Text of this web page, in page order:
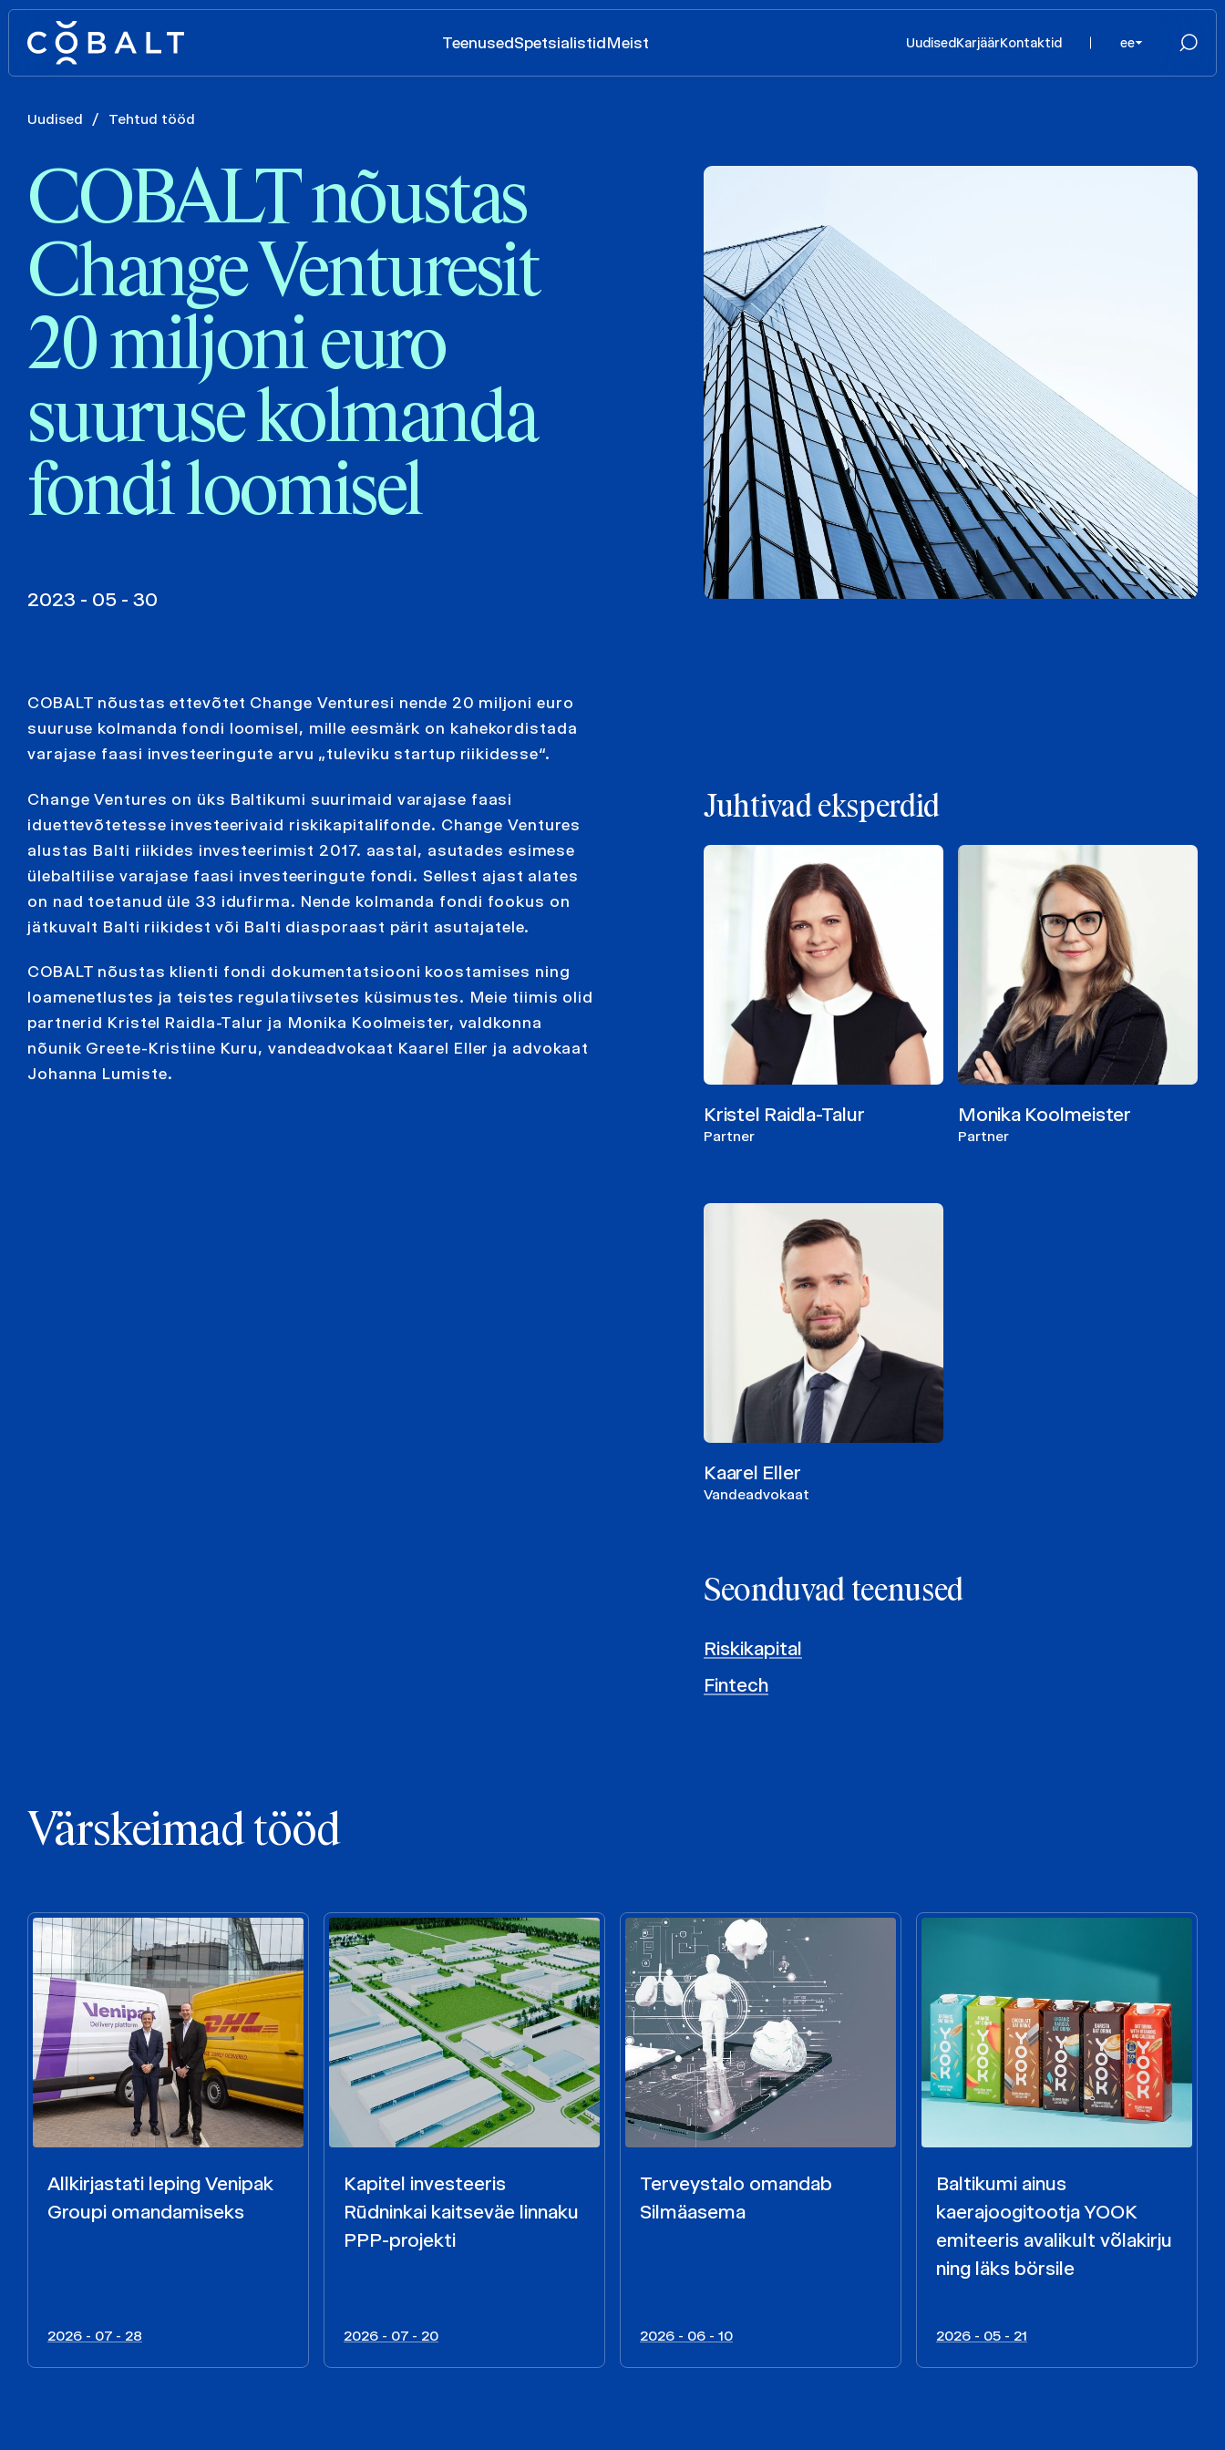
TeenusedSpetsialistidMeist UudisedKarjäärKontaktid ee
Uudised / Tehtud tööd
COBALT nõustas
Change Venturesit
20 miljoni euro
suuruse kolmanda
fondi loomisel
2023 - 05 - 30
COBALT nõustas ettevõtet Change Venturesi nende 20 miljoni euro
suuruse kolmanda fondi loomisel, mille eesmärk on kahekordistada
varajase faasi investeeringute arvu „tuleviku startup riikidesse“.
Change Ventures on üks Baltikumi suurimaid varajase faasi
iduettevõtetesse investeerivaid riskikapitalifonde. Change Ventures
alustas Balti riikides investeerimist 2017. aastal, asutades esimese
ülebaltilise varajase faasi investeeringute fondi. Sellest ajast alates
on nad toetanud üle 33 idufirma. Nende kolmanda fondi fookus on
jätkuvalt Balti riikidest või Balti diasporaast pärit asutajatele.
COBALT nõustas klienti fondi dokumentatsiooni koostamises ning
loamenetlustes ja teistes regulatiivsetes küsimustes. Meie tiimis olid
partnerid Kristel Raidla-Talur ja Monika Koolmeister, valdkonna
nõunik Greete-Kristiine Kuru, vandeadvokaat Kaarel Eller ja advokaat
Johanna Lumiste.
Juhtivad eksperdid
Kristel Raidla-Talur
Partner
Monika Koolmeister
Partner
Kaarel Eller
Vandeadvokaat
Seonduvad teenused
Riskikapital
Fintech
Värskeimad tööd
Allkirjastati leping Venipak
Groupi omandamiseks
2026 - 07 - 28
Kapitel investeeris
Rūdninkai kaitseväe linnaku
PPP-projekti
2026 - 07 - 20
Terveystalo omandab
Silmäasema
2026 - 06 - 10
Baltikumi ainus
kaerajoogitootja YOOK
emiteeris avalikult võlakirju
ning läks börsile
2026 - 05 - 21